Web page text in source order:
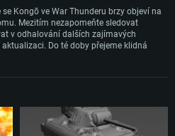
Kongō ve War Thunderu brzy objeví na
Mezitím nezapomeňte sledovat
v odhalování dalších zajímavých
Do té doby přejeme klidná